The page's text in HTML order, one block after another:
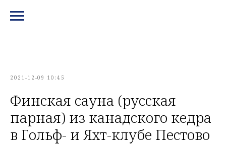
2021-12-09 10:45
Финская сауна (русская
парная) из канадского кедра
в Гольф- и Яхт-клубе Пестово